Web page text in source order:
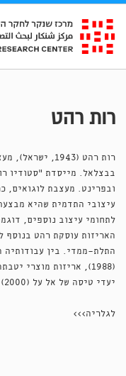
רות רהט
רות רהט (1943,
בבצלאל. מייסדת "סטודיו
ובפרינט. מעצבת לוגואים,
עיצובי התדמית שהיא
לתחומי עיצוב נוספים,
האריזות עוסקת רהט בנוסף
התלת־ממדי. בין עבודותיה
יעדי טיסה של אל על (2000).
לגלריה>>>